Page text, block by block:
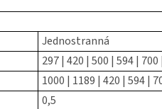
Jednostranná
297 | 420 | 500 | 594 | 700
1000 | 1189 | 420 | 594 |
0,5